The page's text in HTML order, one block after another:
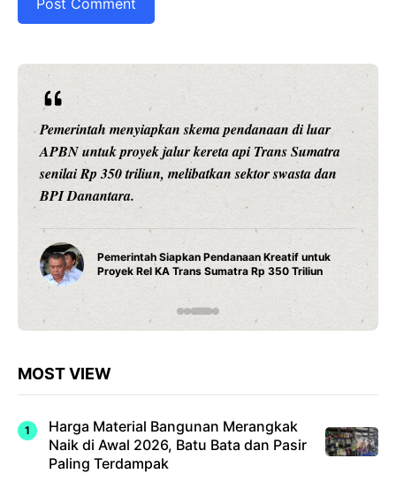
di luar
Trans Sumatra
swasta dan
Kreatif untuk
Rp 350 Triliun
Ariston Indonesia meluncurkan
pintar dengan konektivitas Wi-Fi,
presisi 1 derajat Celsius, dan
daya tahan maksimal.
Water Heater Pintar Andris
Fitur Wi-Fi dan Efisiensi
Modern
MOST VIEW
Harga Material Bangunan Merangkak
Naik di Awal 2026, Batu Bata dan Pasir
Paling Terdampak